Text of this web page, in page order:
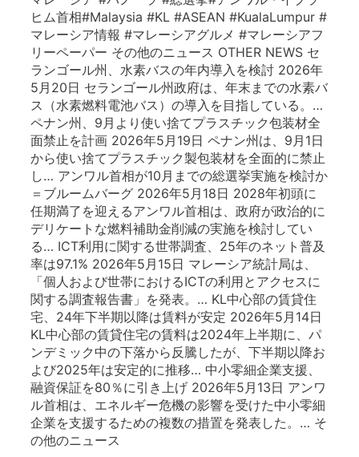
ヒム首相#Malaysia #KL #ASEAN #KualaLumpur #
マレーシア情報 #マレーシアグルメ #マレーシアフ
リーペーパー その他のニュース OTHER NEWS セ
ランゴール州、水素バスの年内導入を検討 2026年
5月20日 セランゴール州政府は、年末までの水素バ
ス（水素燃料電池バス）の導入を目指している。…
ペナン州、9月より使い捨てプラスチック包装材全
面禁止を計画 2026年5月19日 ペナン州は、9月1日
から使い捨てプラスチック製包装材を全面的に禁止
し… アンワル首相が10月までの総選挙実施を検討か
＝ブルームバーグ 2026年5月18日 2028年初頭に
任期満了を迎えるアンワル首相は、政府が政治的に
デリケートな燃料補助金削減の実施を検討してい
る… ICT利用に関する世帯調査、25年のネット普及
率は97.1% 2026年5月15日 マレーシア統計局は、
「個人および世帯におけるICTの利用とアクセスに
関する調査報告書」を発表。… KL中心部の賃貸住
宅、24年下半期以降は賃料が安定 2026年5月14日
KL中心部の賃貸住宅の賃料は2024年上半期に、パ
ンデミック中の下落から反騰したが、下半期以降お
よび2025年は安定的に推移… 中小零細企業支援、
融資保証を80％に引き上げ 2026年5月13日 アンワ
ル首相は、エネルギー危機の影響を受けた中小零細
企業を支援するための複数の措置を発表した。… そ
の他のニュース